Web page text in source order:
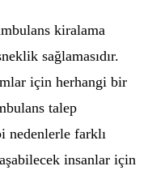
kiralama
sağlamasıdır.
için herhangi bir
talep
nedenlerle farklı
insanlar için